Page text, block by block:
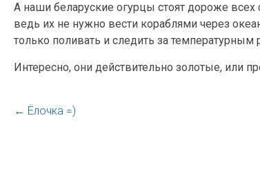
А наши беларуские огурцы стоят дороже
ведь их не нужно вести кораблями через
только поливать и следить за
Интересно, они действительно золотые, или
← Ёлочка =)